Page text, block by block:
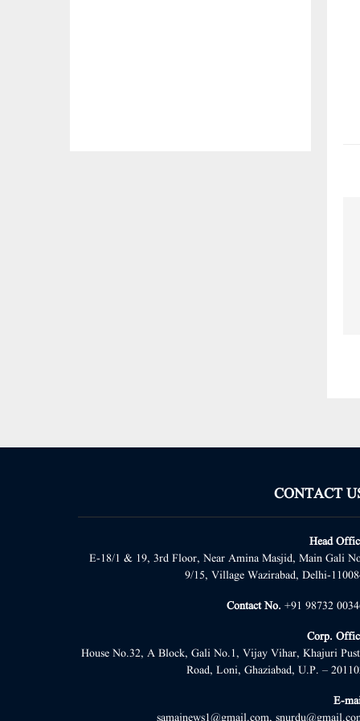
CONTACT
Head
E-18/1 & 19, 3rd Floor, Near Amina Masjid, Main Gali
9/15, Village Wazirabad, Delhi-
Contact No. +91 98732
Corp.
House No.32, A Block, Gali No.1, Vijay Vihar, Khajuri
Road, Loni, Ghaziabad, U.P. –
E-